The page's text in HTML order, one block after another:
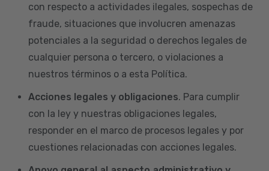
con respecto a actividades ilegales, sospechas de
fraude, situaciones que involucren amenazas
potenciales a la seguridad o derechos legales de
cualquier persona o tercero, o violaciones a
nuestros términos o a esta Política.
Acciones legales y obligaciones. Para cumplir
con la ley y nuestras obligaciones legales,
responder en el marco de procesos legales y por
cuestiones relacionadas con acciones legales.